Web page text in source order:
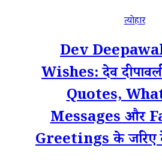
त्योहार
Dev
Wishes: देव
Quotes,
Messages और
Greetings के जरिए